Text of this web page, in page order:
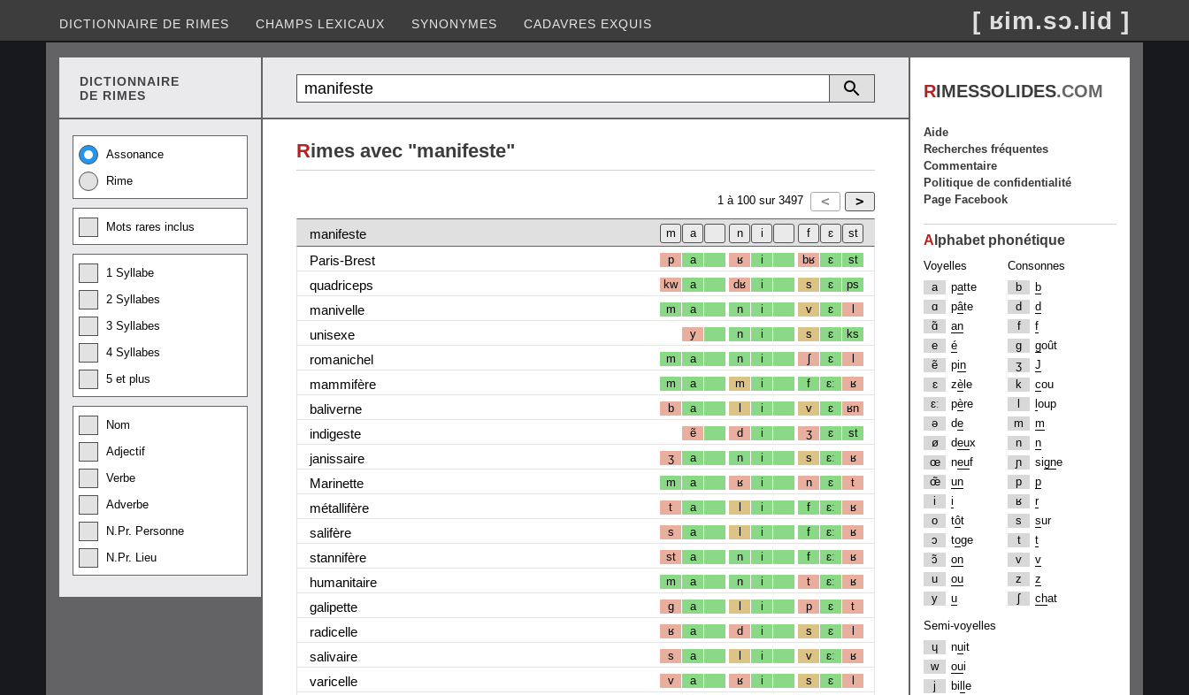
DICTIONNAIRE DE RIMES CHAMPS LEXICAUX SYNONYMES CADAVRES EXQUIS [ ʁim.sɔ.lid ]
DICTIONNAIRE
DE RIMES
Assonance
Rime
Mots rares inclus
1 Syllabe
2 Syllabes
3 Syllabes
4 Syllabes
5 et plus
Nom
Adjectif
Verbe
Adverbe
N.Pr. Personne
N.Pr. Lieu
Rimes avec "manifeste"
1 à 100 sur 3497
manifeste
Paris-Brest
p a ʁ i bʁ ɛ st
quadriceps kw a dʁ i s ɛ ps
manivelle m a n i v ɛ l
unisexe y n i s ɛ ks
romanichel m a n i ʃ ɛ l
mammifère m a m i f ɛː ʁ
baliverne b a l i v ɛ ʁn
indigeste ẽ d i ʒ ɛ st
janissaire ʒ a n i s ɛː ʁ
Marinette m a ʁ i n ɛ t
métallifère t a l i f ɛː ʁ
salifère s a l i f ɛː ʁ
stannifère st a n i f ɛː ʁ
humanitaire m a n i t ɛː ʁ
galipette g a l i p ɛ t
radicelle ʁ a d i s ɛ l
salivaire s a l i v ɛː ʁ
varicelle v a ʁ i s ɛ l
RIMESSOLIDES.COM
Aide
Recherches fréquentes
Commentaire
Politique de confidentialité
Page Facebook
A lphabet phonétique
Voyelles
a
patte
ɑ
pâte
ɑ̃
an
e
é
ẽ
pin
ɛ
zè le
ɛː
père
ə
de
ø
deux
œ
neuf
œ̃
un
i
i
o
tôt
ɔ
toge
ɔ̃
on
u
ou
y
u
Consonnes
b
b
d
d
f
f
g
goût
ʒ
J
k
cou
oup
m
m
n
n
ɲ
signe
p
p
ʁ
r
s
sur
t
t
v
v
z
z
ʃ
chat
Semi-voyelles
ɥ
nuit
w
oui
j
bi e